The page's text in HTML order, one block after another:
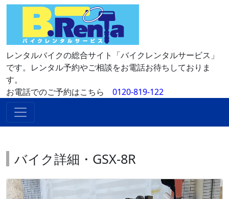
レンタルバイクの総合サイト「バイクレンタルサービス」
です。レンタル予約やご相談をお電話お待ちしておりま
す。
お電話でのご予約はこちら 0120-819-122
バイク詳細・GSX-8R